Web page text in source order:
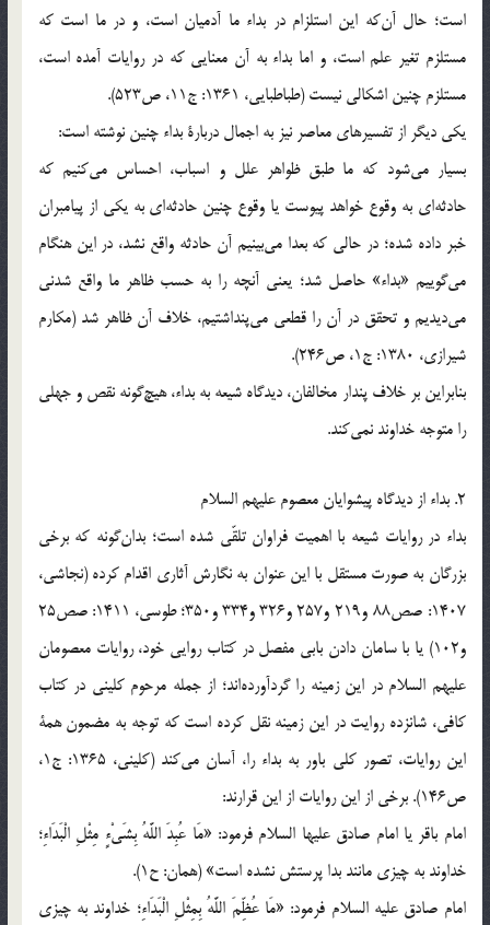
است؛ حال آن‌كه اين استلزام در بداء ما آدميان است، و در ما است كه
مستلزم تغير علم است، و اما بداء به آن معنايي كه در روايات آمده است،
مستلزم چنين اشكالي نيست (طباطبايي، 1361: ج11، ص523).
يكي ديگر از تفسيرهاي معاصر نيز به اجمال دربارة بداء چنين نوشته است:
بسيار مي‌شود كه ما طبق ظواهر علل و اسباب، احساس مي‌كنيم كه
حادثه‌اي به وقوع خواهد پيوست يا وقوع چنين حادثه‌اي به يكي از پيامبران
خبر داده شده؛ در حالي كه بعدا مي‌بينيم آن حادثه واقع نشد، در اين هنگام
مي‌گوييم «بداء» حاصل شد؛ يعني آنچه را به حسب ظاهر ما واقع شدني
مي‌ديديم و تحقق در آن را قطعي مي‌پنداشتيم، خلاف آن ظاهر شد (مكارم
شيرازي، 1380: ج1، ص246).
بنابراين بر خلاف پندار مخالفان، ديدگاه شيعه به بداء، هيچ‌گونه نقص و جهلي
را متوجه خداوند نمي‌كند.
2. بداء از ديدگاه پيشوايان معصوم عليهم السلام
بداء در روايات شيعه با اهميت فراوان تلقّي شده است؛ بدان‌گونه كه برخي
بزرگان به صورت مستقل با اين عنوان به نگارش آثاري اقدام كرده (نجاشي،
1407: صص88 و219 و257 و326 و334 و350؛ طوسي، 1411: صص25
و102) يا با سامان دادن بابي مفصل در كتاب روايي خود، روايات معصومان
عليهم السلام در اين زمينه را گردآورده‌اند؛ از جمله مرحوم كليني در كتاب
كافي، شانزده روايت در اين زمينه نقل كرده است كه توجه به مضمون همة
اين روايات، تصور كلي باور به بداء را، آسان مي‌كند (كليني، 1365: ج1،
ص146). برخي از اين روايات از اين قرارند:
امام باقر يا امام صادق عليها السلام فرمود: «مَا عُبِدَ اللَّهُ بِشَيْ‌ءٍ مِثْلِ الْبَدَاءِ؛
خداوند به چيزي مانند بدا پرستش نشده است» (همان: ح1).
امام صادق عليه السلام فرمود: «مَا عُظِّمَ اللَّهُ بِمِثْلِ الْبَدَاءِ؛ خداوند به چيزي